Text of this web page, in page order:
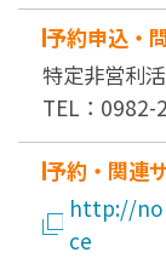
予約申込・
特定非営利
TEL：0982-
予約・関連
http://
ce